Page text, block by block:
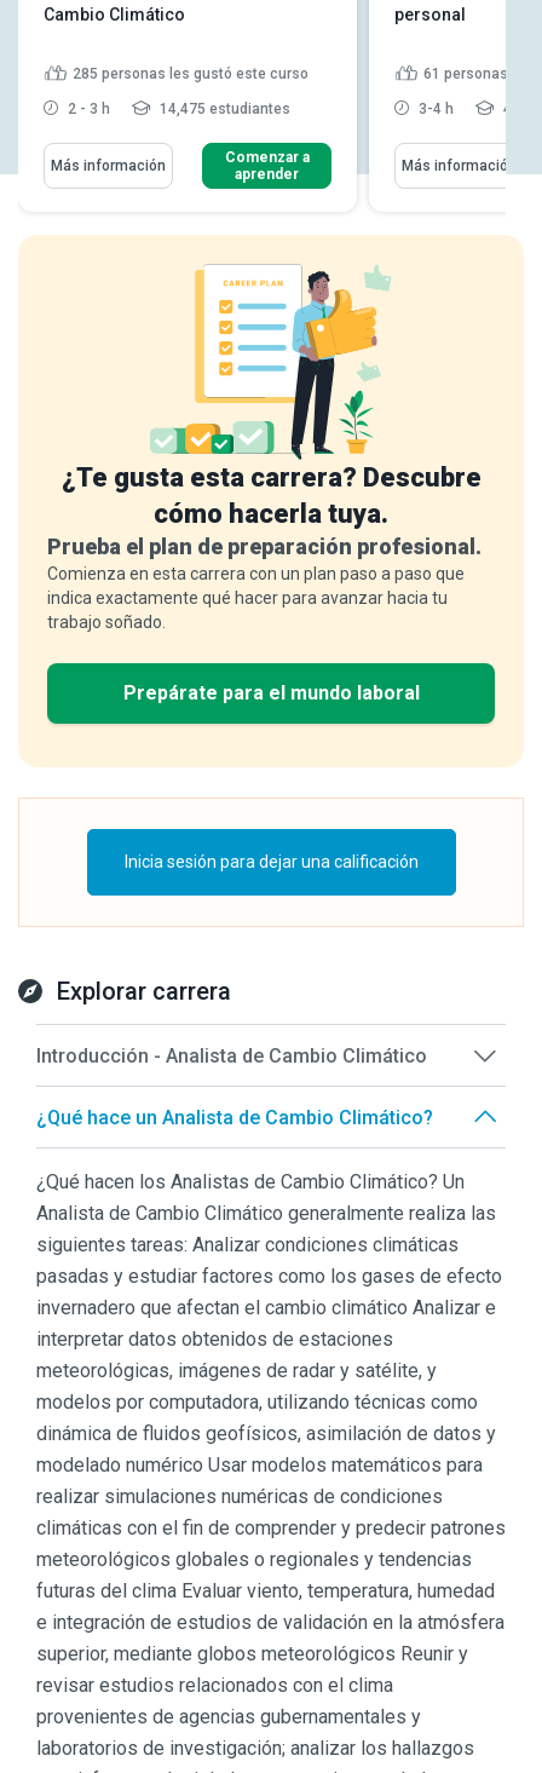
Cambio Climático
285 personas les gustó este curso
2 - 3 h 14,475 estudiantes
Más información
Comenzar a
aprender
personal
61 personas les
3-4 h
Más información
¿Te gusta esta carrera? Descubre
cómo hacerla tuya.
Prueba el plan de preparación profesional.
Comienza en esta carrera con un plan paso a paso que
indica exactamente qué hacer para avanzar hacia tu
trabajo soñado.
Prepárate para el mundo laboral
Inicia sesión para dejar una calificación
Explorar carrera
Introducción - Analista de Cambio Climático
¿Qué hace un Analista de Cambio Climático?
¿Qué hacen los Analistas de Cambio Climático? Un
Analista de Cambio Climático generalmente realiza las
siguientes tareas: Analizar condiciones climáticas
pasadas y estudiar factores como los gases de efecto
invernadero que afectan el cambio climático Analizar e
interpretar datos obtenidos de estaciones
meteorológicas, imágenes de radar y satélite, y
modelos por computadora, utilizando técnicas como
dinámica de fluidos geofísicos, asimilación de datos y
modelado numérico Usar modelos matemáticos para
realizar simulaciones numéricas de condiciones
climáticas con el fin de comprender y predecir patrones
meteorológicos globales o regionales y tendencias
futuras del clima Evaluar viento, temperatura, humedad
e integración de estudios de validación en la atmósfera
superior, mediante globos meteorológicos Reunir y
revisar estudios relacionados con el clima
provenientes de agencias gubernamentales y
laboratorios de investigación; analizar los hallazgos